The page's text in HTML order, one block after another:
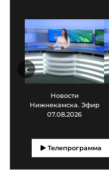
Новости
Нижнекамска. Эфир
07.08.2026
‹
Телепрограмма